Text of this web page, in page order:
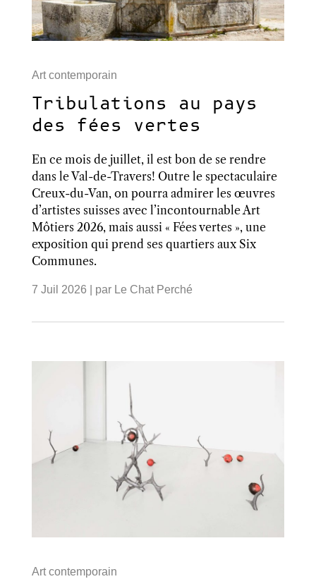
Art contemporain
Tribulations au pays
des fées vertes
En ce mois de juillet, il est bon de se rendre
dans le Val-de-Travers! Outre le spectaculaire
Creux-du-Van, on pourra admirer les œuvres
d’artistes suisses avec l’incontournable Art
Môtiers 2026, mais aussi « Fées vertes », une
exposition qui prend ses quartiers aux Six
Communes.
7 Juil 2026 | par Le Chat Perché
Art contemporain